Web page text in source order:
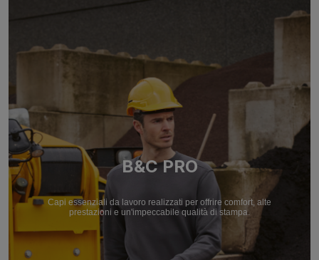
B&C PRO
Capi essenziali da lavoro realizzati per offrire comfort, alte
prestazioni e un'impeccabile qualità di stampa.